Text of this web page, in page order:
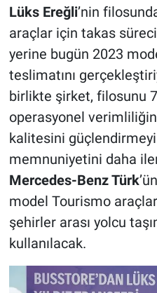
Lüks Ereğli’nin
araçlar için takas
yerine bugün 2023
teslimatını
birlikte şirket, filosunu
operasyonel
kalitesini
memnuniyetini daha
Mercedes-Benz Türk
model Tourismo
şehirler arası yolcu
kullanılacak.